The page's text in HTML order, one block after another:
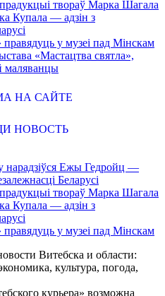
твораў Марка Шагала
Купала — адзін з
у музеі пад Мінскам
«Мастацтва святла»,
маляванцы
НА САЙТЕ
НОВОСТЬ
нарадзіўся Ежы Гедройц —
Беларусі
твораў Марка Шагала
Купала — адзін з
у музеі пад Мінскам
Витебска и области:
культура, погода,
курьера» возможна